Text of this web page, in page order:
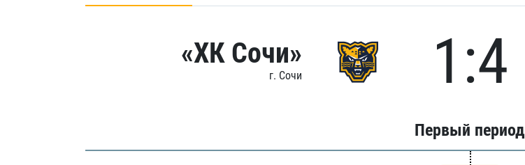
«ХК Сочи»
г. Сочи 1:4
Первый период